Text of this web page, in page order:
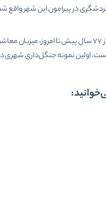
در پیرامون این شهر واقع
پارک مفاخر رشت بوستانی سرسبز با فضای جنگلی
اولین نمونه جنگل‌داری شهری